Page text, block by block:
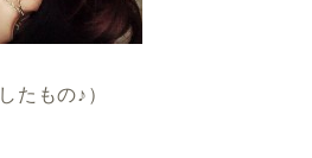
たもの♪）